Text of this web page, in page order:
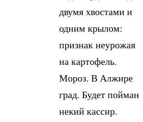
двумя хвостами и
одним крылом:
признак неурожая
на картофель.
Мороз. В Алжире
град. Будет пойман
некий кассир.